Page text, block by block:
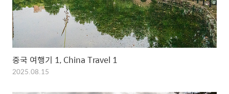
중국 여행기 1, China Travel 1
2025.08.15